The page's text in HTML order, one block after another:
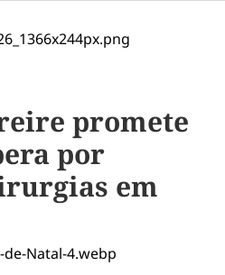
promete
por
em